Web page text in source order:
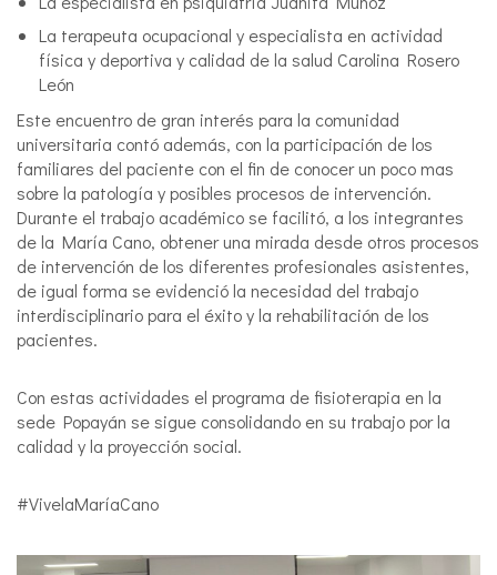
La terapeuta ocupacional y especialista en actividad
física y deportiva y calidad de la salud Carolina Rosero
León
Este encuentro de gran interés para la comunidad
universitaria contó además, con la participación de los
familiares del paciente con el fin de conocer un poco mas
sobre la patología y posibles procesos de intervención.
Durante el trabajo académico se facilitó, a los integrantes
de la María Cano, obtener una mirada desde otros procesos
de intervención de los diferentes profesionales asistentes,
de igual forma se evidenció la necesidad del trabajo
interdisciplinario para el éxito y la rehabilitación de los
pacientes.
Con estas actividades el programa de fisioterapia en la
sede Popayán se sigue consolidando en su trabajo por la
calidad y la proyección social.
#VivelaMaríaCano